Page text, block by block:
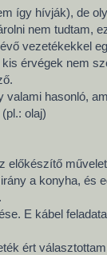
így hívják), de
nem tudtam,
vezetékekkel
érvégek nem
hasonló,
olaj)
előkészítő
a konyha, és
E kábel
ért